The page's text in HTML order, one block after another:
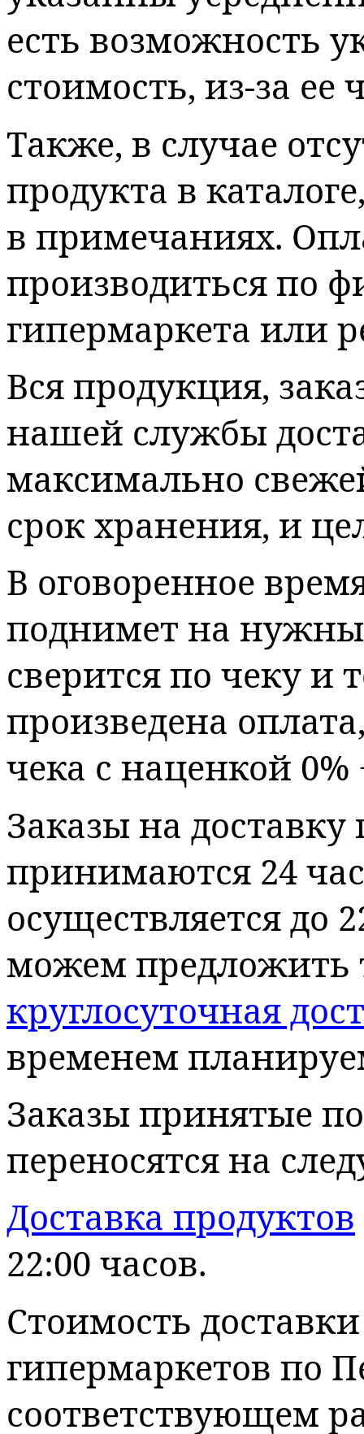
есть возможность
стоимость, из-за ее
Также, в случае
продукта в
в примечаниях.
производиться по
гипермаркета или
Вся продукция,
нашей службы
максимально
срок хранения, и
В оговоренное
поднимет на
сверится по чеку и
произведена
чека с наценкой 0%
Заказы на
принимаются 24
осуществляется до
можем предложить
круглосуточная
временем
Заказы принятые
переносятся на
Доставка продуктов
22:00 часов.
Стоимость
гипермаркетов по
соответствующем